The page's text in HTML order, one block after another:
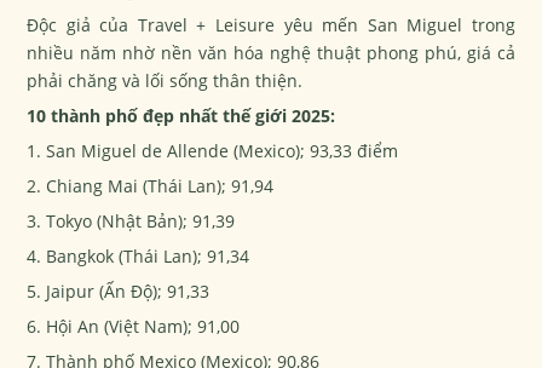
Độc giả của Travel + Leisure yêu mến San Miguel trong
nhiều năm nhờ nền văn hóa nghệ thuật phong phú, giá cả
phải chăng và lối sống thân thiện.
10 thành phố đẹp nhất thế giới 2025:
1. San Miguel de Allende (Mexico); 93,33 điểm
2. Chiang Mai (Thái Lan); 91,94
3. Tokyo (Nhật Bản); 91,39
4. Bangkok (Thái Lan); 91,34
5. Jaipur (Ấn Độ); 91,33
6. Hội An (Việt Nam); 91,00
7. Thành phố Mexico (Mexico); 90,86